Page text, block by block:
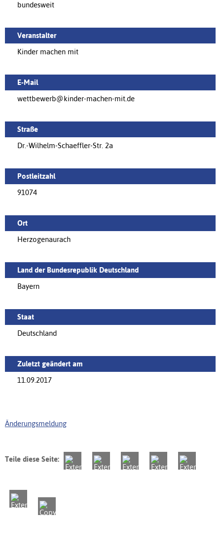
bundesweit
Veranstalter
Kinder machen mit
E-Mail
wettbewerb@kinder-machen-mit.de
Straße
Dr.-Wilhelm-Schaeffler-Str. 2a
Postleitzahl
91074
Ort
Herzogenaurach
Land der Bundesrepublik Deutschland
Bayern
Staat
Deutschland
Zuletzt geändert am
11.09.2017
Änderungsmeldung
Teile diese Seite: